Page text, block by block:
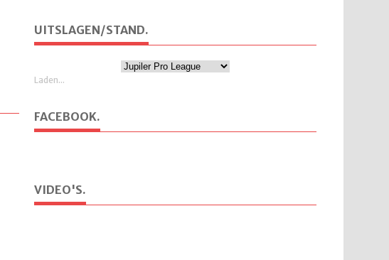
UITSLAGEN/STAND.
Laden...
FACEBOOK.
VIDEO'S.